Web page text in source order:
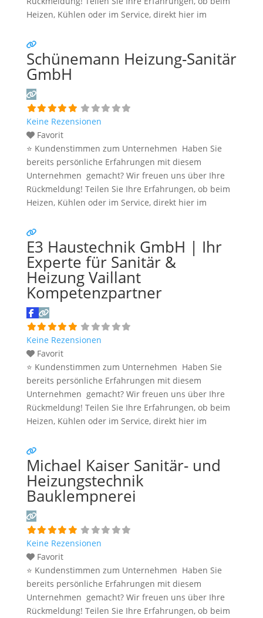
Heizen, Kühlen oder im Service, direkt hier im
anderen Interessenten bei der Anbieterauswahl.
Sollten Sie eine kritische Meinung äußern, so geben
Sie diese bitte mit konkreten Details an und bleiben
Weiterlesen …
Schünemann Heizung-Sanitär
GmbH
Keine Rezensionen
Favorit
⭐ Kundenstimmen zum Unternehmen Haben Sie
bereits persönliche Erfahrungen mit diesem
Unternehmen gemacht? Wir freuen uns über Ihre
Rückmeldung! Teilen Sie Ihre Erfahrungen, ob beim
Heizen, Kühlen oder im Service, direkt hier im
anderen Interessenten bei der Anbieterauswahl.
Sollten Sie eine kritische Meinung äußern, so geben
Sie diese bitte mit konkreten Details an und bleiben
Weiterlesen …
E3 Haustechnik GmbH | Ihr
Experte für Sanitär &
Heizung Vaillant
Kompetenzpartner
Keine Rezensionen
Favorit
⭐ Kundenstimmen zum Unternehmen Haben Sie
bereits persönliche Erfahrungen mit diesem
Unternehmen gemacht? Wir freuen uns über Ihre
Rückmeldung! Teilen Sie Ihre Erfahrungen, ob beim
Heizen, Kühlen oder im Service, direkt hier im
anderen Interessenten bei der Anbieterauswahl.
Sollten Sie eine kritische Meinung äußern, so geben
Sie diese bitte mit konkreten Details an und bleiben
Weiterlesen …
Michael Kaiser Sanitär- und
Heizungstechnik
Bauklempnerei
Keine Rezensionen
Favorit
⭐ Kundenstimmen zum Unternehmen Haben Sie
bereits persönliche Erfahrungen mit diesem
Unternehmen gemacht? Wir freuen uns über Ihre
Rückmeldung! Teilen Sie Ihre Erfahrungen, ob beim